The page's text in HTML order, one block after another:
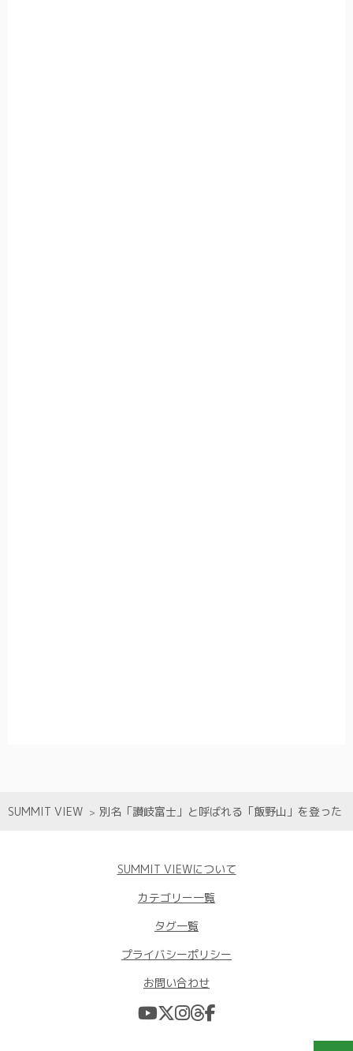
SUMMIT VIEW 別名「讃岐富士」と呼ばれる「飯野山」を登った
SUMMIT VIEWについて
カテゴリー一覧
タグ一覧
プライバシーポリシー
お問い合わせ